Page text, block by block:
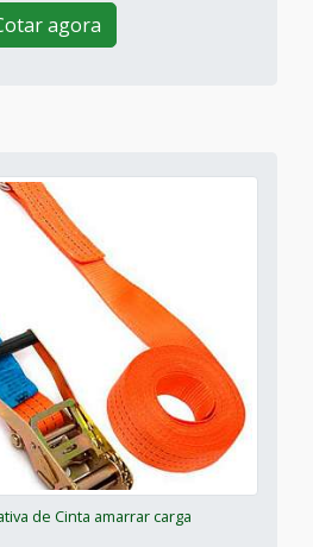
agora
de Cinta amarrar carga